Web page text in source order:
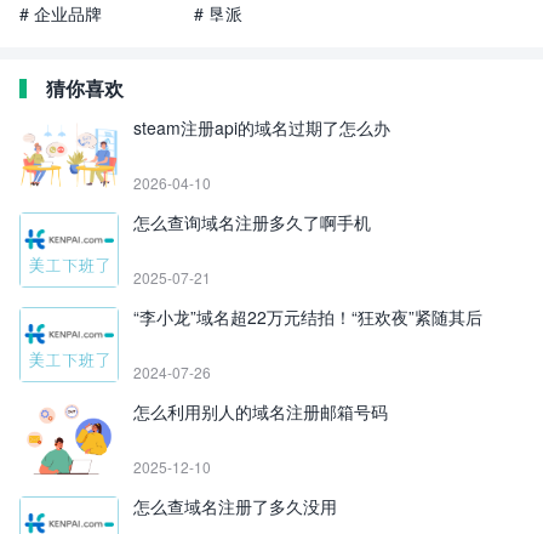
# 企业品牌
# 垦派
猜你喜欢
steam注册api的域名过期了怎么办
2026-04-10
怎么查询域名注册多久了啊手机
2025-07-21
“李小龙”域名超22万元结拍！“狂欢夜”紧随其后
2024-07-26
怎么利用别人的域名注册邮箱号码
2025-12-10
怎么查域名注册了多久没用